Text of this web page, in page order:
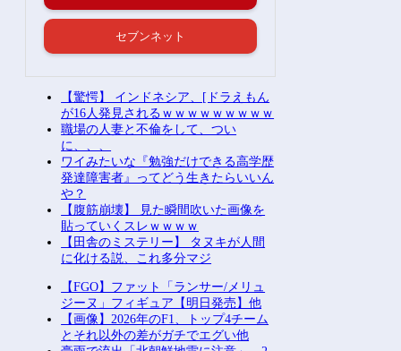
セブンネット
【驚愕】 インドネシア、[ドラえもん
が16人発見されるｗｗｗｗｗｗｗｗｗ
職場の人妻と不倫をして、つい
に、、、
ワイみたいな『勉強だけできる高学歴
発達障害者』ってどう生きたらいいん
や？
【腹筋崩壊】 見た瞬間吹いた画像を
貼っていくスレｗｗｗｗ
【田舎のミステリー】 タヌキが人間
に化ける説、これ多分マジ
【FGO】ファット「ランサー/メリュ
ジーヌ」フィギュア【明日発売】他
【画像】2026年のF1、トップ4チーム
とそれ以外の差がガチでエグい他